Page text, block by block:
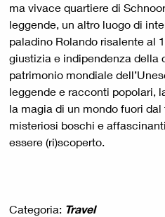
ma vivace quartiere di
leggende, un altro luogo di
paladino Rolando risalente al
giustizia e indipendenza della
patrimonio mondiale
leggende e racconti popolari,
la magia di un mondo fuori
misteriosi boschi e
essere (ri)scoperto.
Categoria: Travel